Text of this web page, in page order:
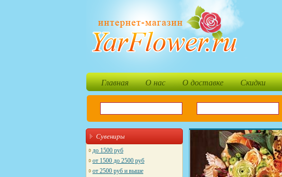
Главная О нас О доставке Скидки
Сувениры
до 1500 руб
от 1500 до 2500 руб
от 2500 руб и выше